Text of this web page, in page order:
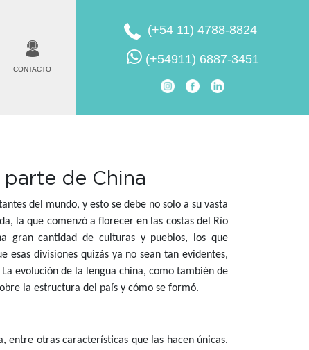
CONTACTO
(+54 11) 4788-8824
(+54911) 6887-3451
de China
del mundo, y esto se debe no solo a su vasta
la que comenzó a florecer en las costas del Río
gran cantidad de culturas y pueblos, los que
divisiones quizás ya no sean tan evidentes,
evolución de la lengua china, como también de
la estructura del país y cómo se formó.
entre otras características que las hacen únicas.